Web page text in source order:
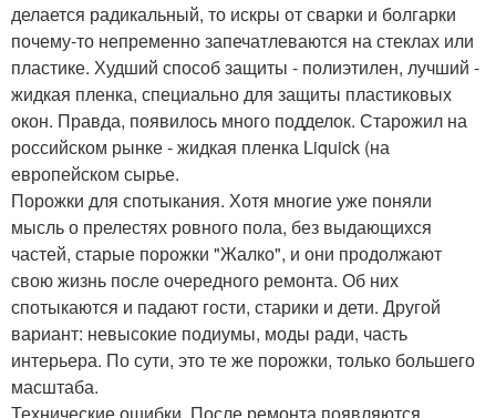
делается радикальный, то искры от сварки и болгарки
почему-то непременно запечатлеваются на стеклах или
пластике. Худший способ защиты - полиэтилен, лучший -
жидкая пленка, специально для защиты пластиковых
окон. Правда, появилось много подделок. Старожил на
российском рынке - жидкая пленка Liquick (на
европейском сырье.
Порожки для спотыкания. Хотя многие уже поняли
мысль о прелестях ровного пола, без выдающихся
частей, старые порожки "Жалко", и они продолжают
свою жизнь после очередного ремонта. Об них
спотыкаются и падают гости, старики и дети. Другой
вариант: невысокие подиумы, моды ради, часть
интерьера. По сути, это те же порожки, только большего
масштаба.